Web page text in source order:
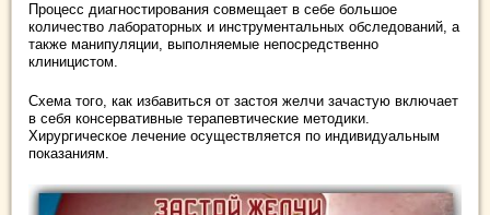
Процесс диагностирования совмещает в себе большое
количество лабораторных и инструментальных обследований, а
также манипуляции, выполняемые непосредственно
клиницистом.
Схема того, как избавиться от застоя желчи зачастую включает
в себя консервативные терапевтические методики.
Хирургическое лечение осуществляется по индивидуальным
показаниям.